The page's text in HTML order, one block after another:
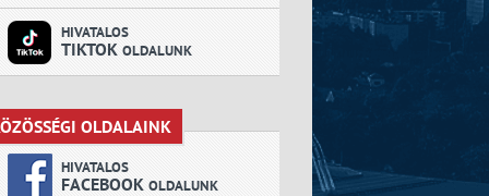
HIVATALOS
TIKTOK OLDALUNK
OLDALAINK
OLDALAINK
HIVATALOS
FACEBOOK OLDALUNK